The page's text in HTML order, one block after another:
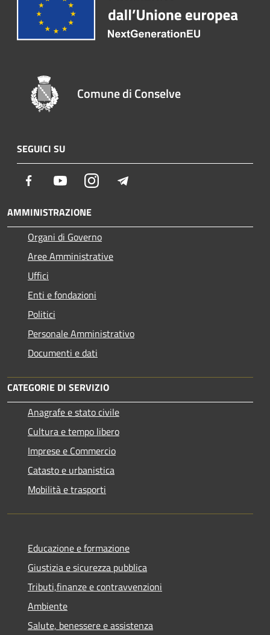
Comune di Conselve
SEGUICI SU
Facebook YoutubeInstagram
AMMINISTRAZIONE
Organi di Governo
Aree Amministrative
Uffici
Enti e fondazioni
Politici
Personale Amministrativo
Documenti e dati
CATEGORIE DI SERVIZIO
Anagrafe e stato civile
Cultura e tempo libero
Imprese e Commercio
Catasto e urbanistica
Mobilità e trasporti
Educazione e formazione
Giustizia e sicurezza pubblica
Tributi,finanze e contravvenzioni
Ambiente
Salute, benessere e assistenza